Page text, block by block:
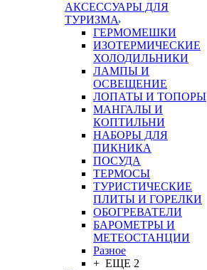
АКСЕССУАРЫ ДЛЯ
ТУРИЗМА
ГЕРМОМЕШКИ
ИЗОТЕРМИЧЕСКИЕ
ХОЛОДИЛЬНИКИ
ЛАМПЫ И
ОСВЕЩЕНИЕ
ЛОПАТЫ И ТОПОРЫ
МАНГАЛЫ И
КОПТИЛЬНИ
НАБОРЫ ДЛЯ
ПИКНИКА
ПОСУДА
ТЕРМОСЫ
ТУРИСТИЧЕСКИЕ
ПЛИТЫ И ГОРЕЛКИ
ОБОГРЕВАТЕЛИ
БАРОМЕТРЫ И
МЕТЕОСТАНЦИИ
Разное
+ ЕЩЕ 2